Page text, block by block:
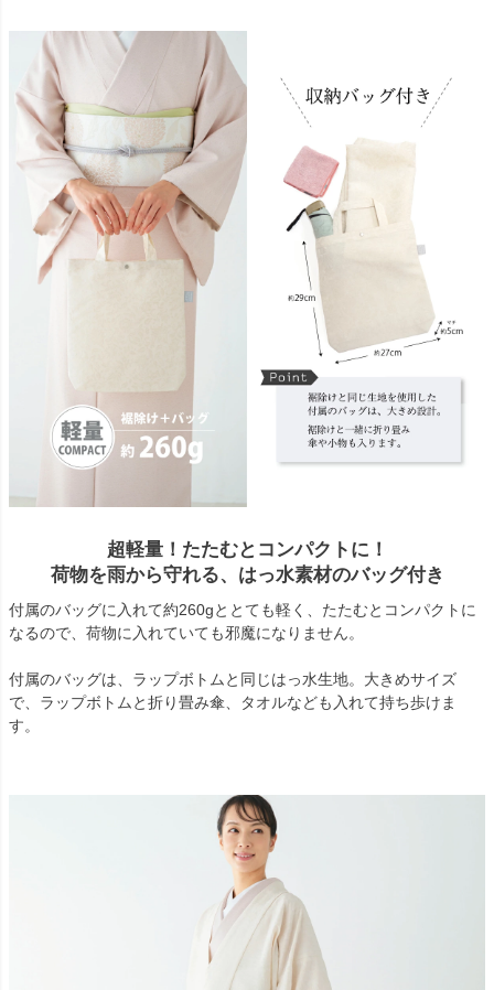
超軽量！たたむとコンパクトに！
荷物を雨から守れる、はっ水素材のバッグ付き
付属のバッグに入れて約260gととても軽く、たたむとコンパクトに
なるので、荷物に入れていても邪魔になりません。
付属のバッグは、ラップボトムと同じはっ水生地。大きめサイズ
で、ラップボトムと折り畳み傘、タオルなども入れて持ち歩けま
す。